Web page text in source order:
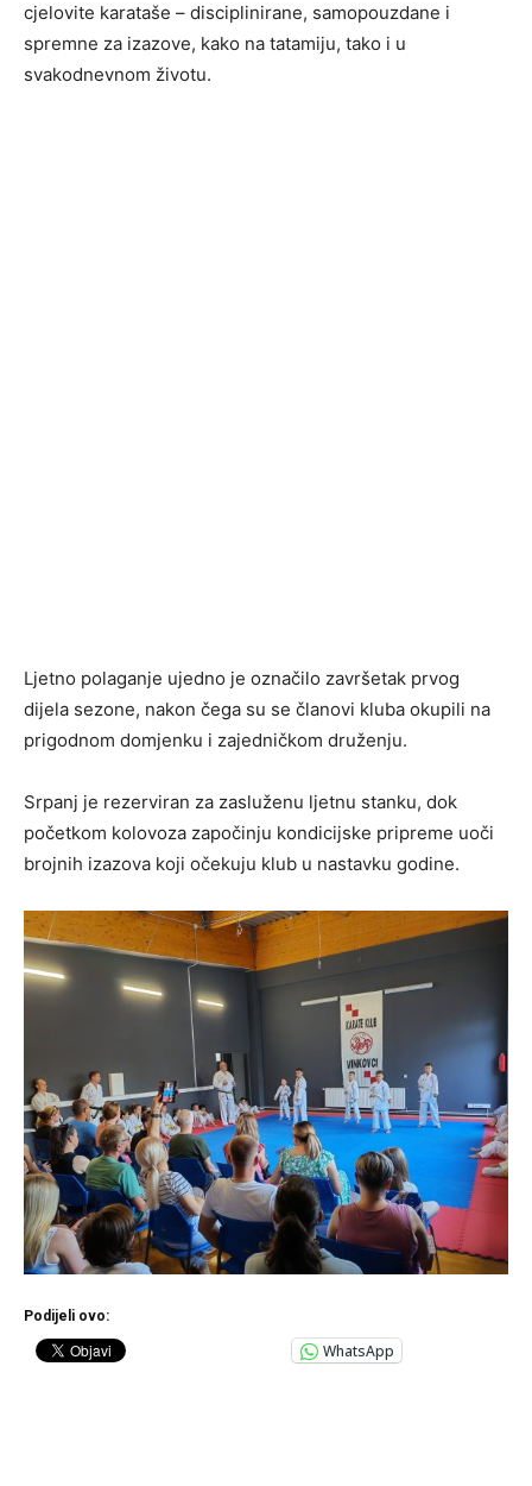
cjelovite karataše – disciplinirane, samopouzdane i
spremne za izazove, kako na tatamiju, tako i u
svakodnevnom životu.
Ljetno polaganje ujedno je označilo završetak prvog
dijela sezone, nakon čega su se članovi kluba okupili na
prigodnom domjenku i zajedničkom druženju.
Srpanj je rezerviran za zasluženu ljetnu stanku, dok
početkom kolovoza započinju kondicijske pripreme uoči
brojnih izazova koji očekuju klub u nastavku godine.
Podijeli ovo:
WhatsApp